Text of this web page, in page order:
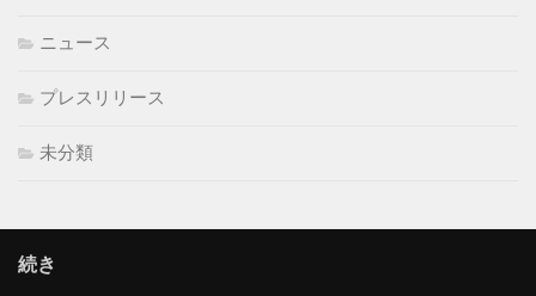
ニュース
プレスリリース
未分類
続き